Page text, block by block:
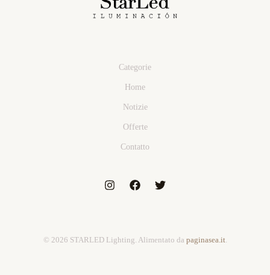
Categorie
Home
Notizie
Offerte
Contatto
© 2026 STARLED Lighting. Alimentato da paginasea.it.